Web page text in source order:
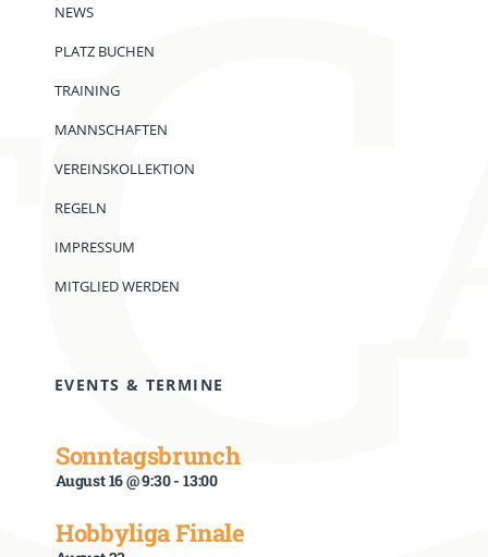
NEWS
PLATZ BUCHEN
TRAINING
MANNSCHAFTEN
VEREINSKOLLEKTION
REGELN
IMPRESSUM
MITGLIED WERDEN
EVENTS & TERMINE
Sonntagsbrunch
August 16 @ 9:30- 13:00
Hobbyliga Finale